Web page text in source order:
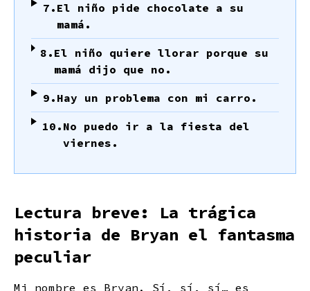
7. El niño pide chocolate a su
mamá.
8. El niño quiere llorar porque su
mamá dijo que no.
9. Hay un problema con mi carro.
10. No puedo ir a la fiesta del
viernes.
Lectura breve: La trágica
historia de Bryan el fantasma
peculiar
Mi nombre es Bryan. Sí, sí, sí… es